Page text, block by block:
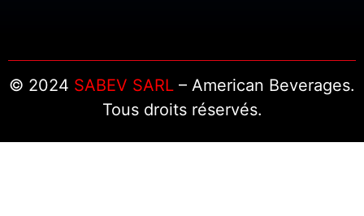
© 2024 SABEV SARL – American Beverages.
Tous droits réservés.